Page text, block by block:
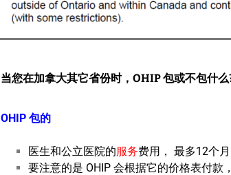
当您在加拿大其它省份时，OHIP 包或不包什么
OHIP 包的
医生和公立医院的服务费用， 最多12个月
要注意的是 OHIP 会根据它的价格表付